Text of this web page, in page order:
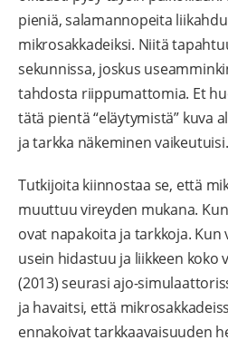
pieniä, salamannopeita
mikrosakkadeiksi. Niitä
sekunnissa, joskus
tahdosta riippumattomia. Et
tätä pientä “eläytymistä” kuva
ja tarkka näkeminen vaikeutuisi.
Tutkijoita kiinnostaa se, että
muuttuu vireyden mukana.
ovat napakoita ja tarkkoja.
usein hidastuu ja liikkeen koko
(2013) seurasi ajo-
ja havaitsi, että
ennakoivat tarkkaavaisuuden